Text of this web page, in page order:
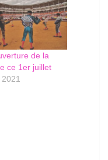
de la
ce 1er juillet
2021